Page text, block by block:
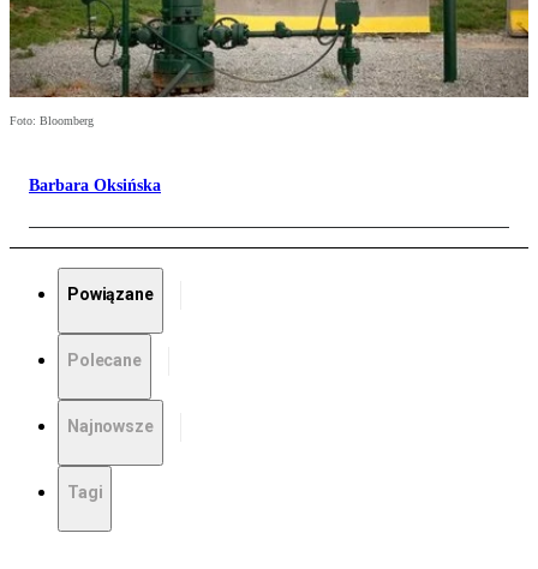
Foto: Bloomberg
Barbara Oksińska
Powiązane
Polecane
Najnowsze
Tagi